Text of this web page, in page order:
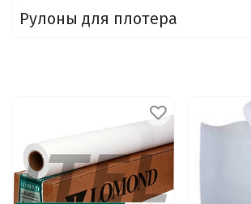
Рулоны для плотера